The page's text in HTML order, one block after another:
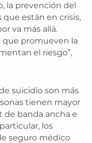
la prevención del
que están en crisis,
va más allá.
que promueven la
el riesgo”,
suicidio son más
tienen mayor
de banda ancha e
los
seguro médico